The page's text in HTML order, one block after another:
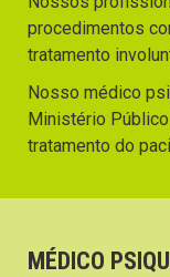
procedimentos
tratamento
Nosso médico
Ministério
tratamento do
MÉDICO